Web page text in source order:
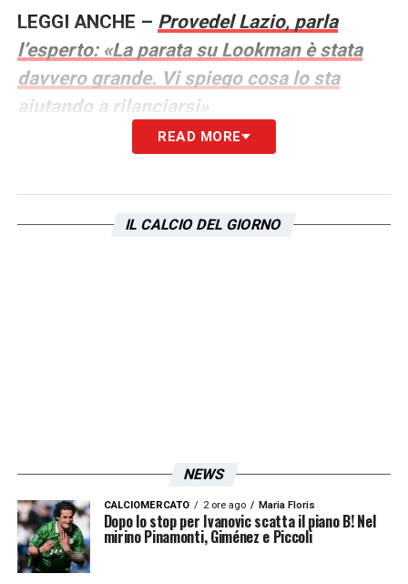
LEGGI ANCHE – Provedel Lazio, parla
l’esperto: «La parata su Lookman è stata
davvero grande. Vi spiego cosa lo sta
aiutando a rilanciarsi»
READ MORE
IL CALCIO DEL GIORNO
NEWS
CALCIOMERCATO 2 ore ago Maria Floris
Dopo lo stop per Ivanovic scatta il piano B! Nel
mirino Pinamonti, Giménez e Piccoli